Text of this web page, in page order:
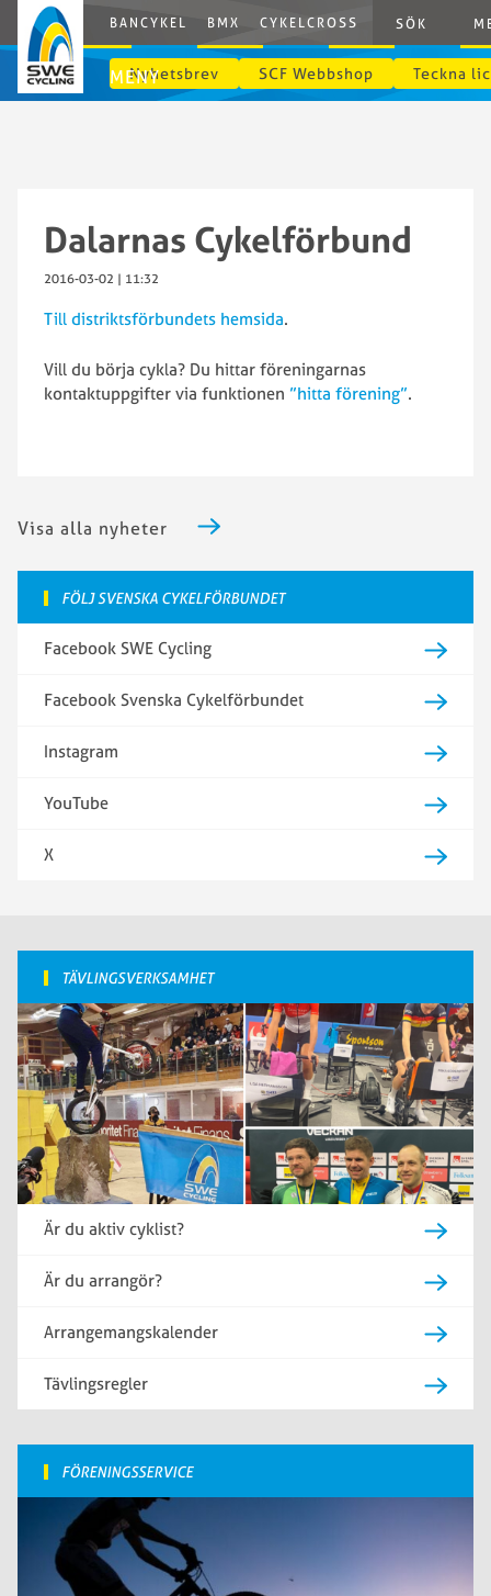
BANCYKEL BMX CYKELCROSS E-CYCLING
SÖK
MENY
Nyhetsbrev SCF Webbshop Teckna
Dalarnas Cykelförbund
2016-03-02 | 11:32
Till distriktsförbundets hemsida.
Vill du börja cykla? Du hittar föreningarnas
kontaktuppgifter via funktionen ”hitta förening”.
Visa alla nyheter
FÖLJ SVENSKA CYKELFÖRBUNDET
Facebook SWE Cycling
Facebook Svenska Cykelförbundet
Instagram
YouTube
X
TÄVLINGSVERKSAMHET
Är du aktiv cyklist?
Är du arrangör?
Arrangemangskalender
Tävlingsregler
FÖRENINGSSERVICE